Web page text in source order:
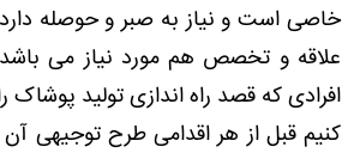
خاصی است و نیاز به صبر و حوصله
علاقه و تخصص هم مورد نیاز می
افرادی که قصد راه اندازی تولید پوشاک
کنیم قبل از هر اقدامی طرح توجیهی آن